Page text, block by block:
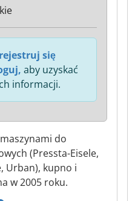
do
(Pressta-Eisele,
Urban), kupno i
w 2005 roku.
się
aby uzyskać
informacji.